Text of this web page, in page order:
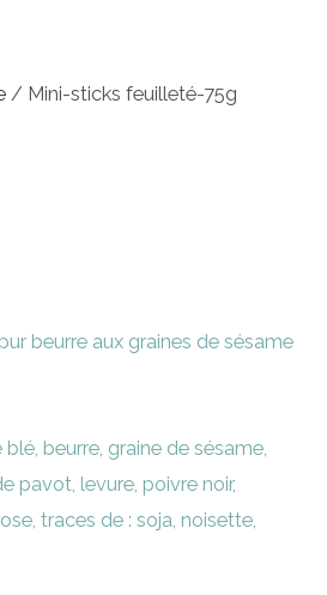
/ Mini-sticks feuilleté-75g
beurre aux graines de sésame
beurre, graine de sésame,
pavot, levure, poivre noir,
traces de : soja, noisette,